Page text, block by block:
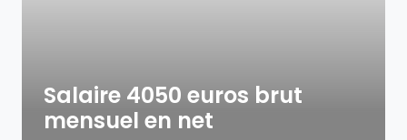
Salaire 4050 euros brut
mensuel en net